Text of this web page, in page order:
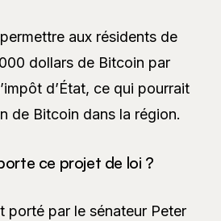
aux résidents de
dollars de Bitcoin par
d’État, ce qui pourrait
de Bitcoin dans la région.
ce projet de loi ?
porté par le sénateur Peter